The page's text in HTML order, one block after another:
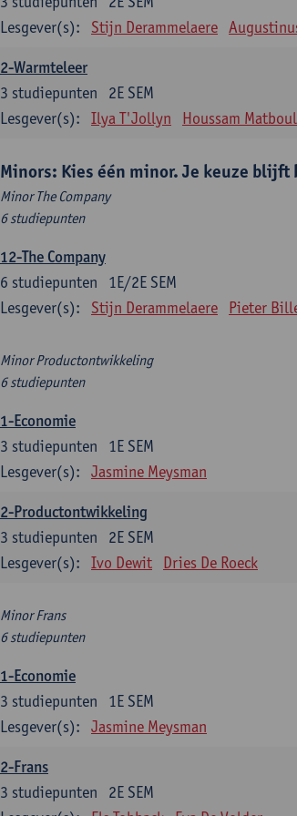
Lesgever(s):
Stijn Derammelaere
2-Warmteleer
2E SEM
3 studiepunten
Lesgever(s):
Ilya T'Jollyn Houssam
Minors: Kies één minor. Je keuze
Minor The Company
6 studiepunten
12-The Company
1E/2E SEM
6 studiepunten
Lesgever(s):
Stijn Derammelaere Pieter
Minor Productontwikkeling
6 studiepunten
1-Economie
1E SEM
3 studiepunten
Lesgever(s):
Jasmine Meysman
2-Productontwikkeling
2E SEM
3 studiepunten
Lesgever(s):
Ivo Dewit Dries De Roeck
Minor Frans
6 studiepunten
1-Economie
1E SEM
3 studiepunten
Lesgever(s):
Jasmine Meysman
2-Frans
2E SEM
3 studiepunten